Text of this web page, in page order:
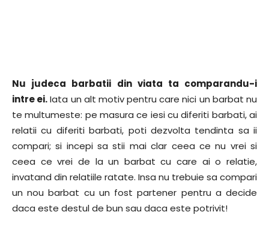
Nu judeca barbatii din viata ta comparandu-i
intre ei.Iata un alt motiv pentru care nici un barbat nu
te multumeste: pe masura ce iesi cu diferiti barbati, ai
relatii cu diferiti barbati, poti dezvolta tendinta sa ii
compari; si incepi sa stii mai clar ceea ce nu vrei si
ceea ce vrei de la un barbat cu care ai o relatie,
invatand din relatiile ratate. Insa nu trebuie sa compari
un nou barbat cu un fost partener pentru a decide
daca este destul de bun sau daca este potrivit!